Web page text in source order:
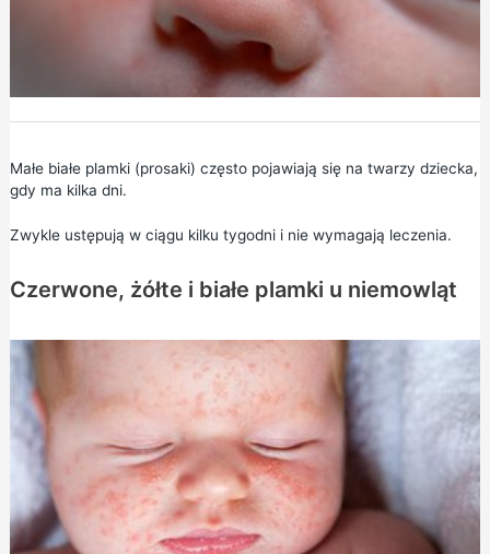
Małe białe plamki (prosaki) często pojawiają się na twarzy dziecka,
gdy ma kilka dni.
Zwykle ustępują w ciągu kilku tygodni i nie wymagają leczenia.
Czerwone, żółte i białe plamki u niemowląt